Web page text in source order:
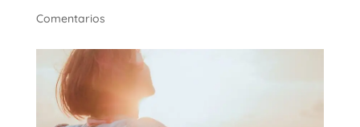
Comentarios